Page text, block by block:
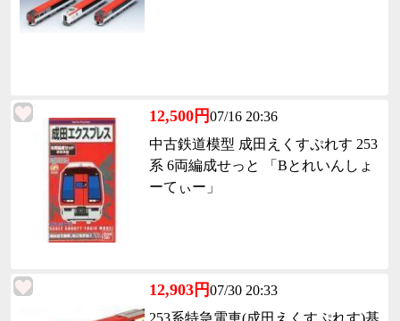
12,500円07/16 20:36
中古鉄道模型 成田えくすぷれす 253
系 6両編成せっと 「Bとれいんしょ
ーてぃー」
12,903円07/30 20:33
253系特急電車(成田えくすぷれす)基